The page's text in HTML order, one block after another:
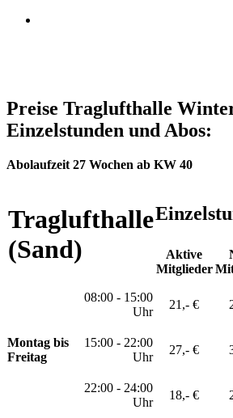
Preise Traglufthalle
Einzelstunden und Abos:
Abolaufzeit 27 Wochen ab KW 40
Traglufthalle
(Sand)
Aktive
Mitglieder
Montag bis
Freitag
08:00 - 15:00
Uhr
21,- €
15:00 - 22:00
Uhr
27,- €
22:00 - 24:00
Uhr
18,- €